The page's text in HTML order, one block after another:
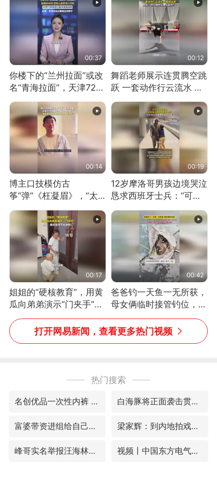
00:37
你楼下的“兰州拉面”或改
名“青海拉面”，天津72家
面馆已集体更换招牌
00:12
舞蹈老师展示连贯腾空跳
跃 一套动作行云流水 节
奏感拉满 网友：怎么做
到又舞又武的？
00:14
博主口技模仿古
筝“弹”《枉凝眉》，“太
像了～你是吃古筝长大的
吗？”“或将成为首位考级
不带古筝的选手。”（来
源：新华每日电讯）
00:19
12岁摩洛哥男孩边境哭泣
恳求西班牙士兵：“可不
可以不要把我遣返回国”
00:17
姐姐的“硬核教育”，用黄
瓜向弟弟演示“门夹手”，
网友：果然言传不如身
教！
00:42
爸爸钓一天鱼一无所获，
母女俩临时接管钓位，用
玩具鱼竿钓上大鱼
打开网易新闻，查看更多热门视频
热门搜索
名创优品一次性内裤 颜面尽失 白海豚将正面袭击贯穿浙江
富婆带资进组给自己硬加60多场吻戏 梁家辉：到内地拍戏不是北上是回归
峰哥实名举报汪海林偷税漏税 视频丨中国东方电气集团原党组副书记、董事宋致远被查